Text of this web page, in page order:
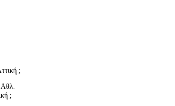
;
Αθλ.
;